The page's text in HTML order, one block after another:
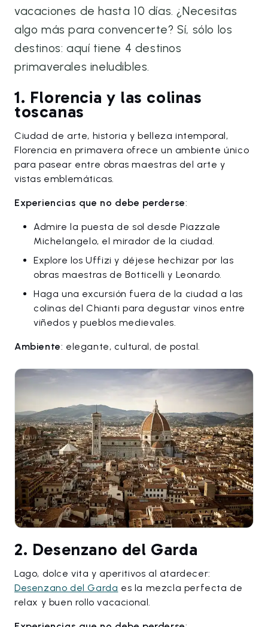
vacaciones de hasta 10 días. ¿Necesitas
algo más para convencerte? Sí, sólo los
destinos: aquí tiene 4 destinos
primaverales ineludibles.
1. Florencia y las colinas
toscanas
Ciudad de arte, historia y belleza intemporal,
Florencia en primavera ofrece un ambiente único
para pasear entre obras maestras del arte y
vistas emblemáticas.
Experiencias que no debe perderse:
Admire la puesta de sol desde Piazzale
Michelangelo, el mirador de la ciudad.
Explore los Uffizi y déjese hechizar por las
obras maestras de Botticelli y Leonardo.
Haga una excursión fuera de la ciudad a las
colinas del Chianti para degustar vinos entre
viñedos y pueblos medievales.
Ambiente: elegante, cultural, de postal.
2. Desenzano del Garda
Lago, dolce vita y aperitivos al atardecer:
Desenzano del Garda es la mezcla perfecta de
relax y buen rollo vacacional.